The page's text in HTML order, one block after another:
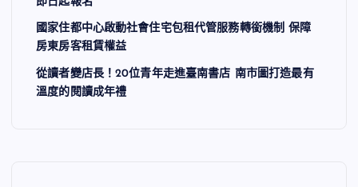
國家住都中心啟動社會住宅包租代管服務轉銜機制 保障
房東房客租賃權益
從讀者變店長！20位青年走進臺南書店 南市圖打造最有
溫度的閱讀成年禮